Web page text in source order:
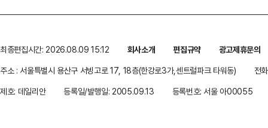
최종편집시간: 2026.08.09 15:12 회사소개 편집규약
광고제휴문의
주소 : 서울특별시 용산구 서빙고로 17, 18층(한강로3가,센트럴파크 타워동)
전
제호: 데일리안
등록일/발행일: 2005.09.13 등록번호: 서울 아00055